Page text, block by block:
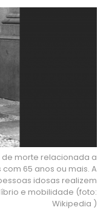
morte relacionada a
65 anos ou mais. A
idosas realizem
e mobilidade (foto:
Wikipedia )